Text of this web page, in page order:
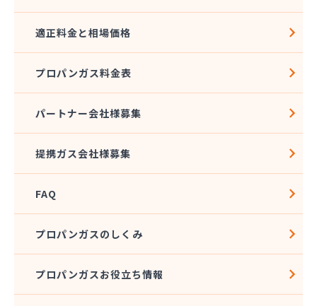
株式会社岩城屋商店 ガスセンター
株式会社菊地安兵衛商店
株式会社光商会宮城
株式会社光和設備
株式会社高須賀商店
株式会社三陸ガス
株式会社志たかぢや 佐沼営業所
株式会社小松商店
株式会社植野商店
株式会社針生
株式会社赤間商会
株式会社設備センター
適正料金と相場価格
プロパンガス料金表
パートナー会社様募集
提携ガス会社様募集
FAQ
プロパンガスのしくみ
プロパンガスお役立ち情報